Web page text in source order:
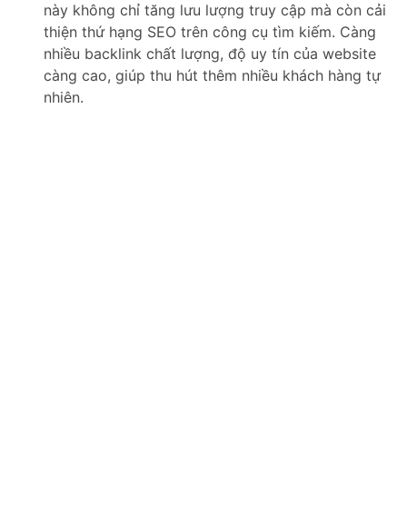
này không chỉ tăng lưu lượng truy cập mà còn cải
thiện thứ hạng SEO trên công cụ tìm kiếm. Càng
nhiều backlink chất lượng, độ uy tín của website
càng cao, giúp thu hút thêm nhiều khách hàng tự
nhiên.